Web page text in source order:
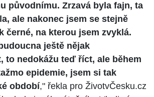
původnímu. Zrzavá byla fajn, ta
ale nakonec jsem se stejně
černé, na kterou jsem zvyklá.
ještě nějak
to nedokážu teď říct, ale během
epidemie, jsem si tak
období," řekla pro ŽivotvČesku.cz